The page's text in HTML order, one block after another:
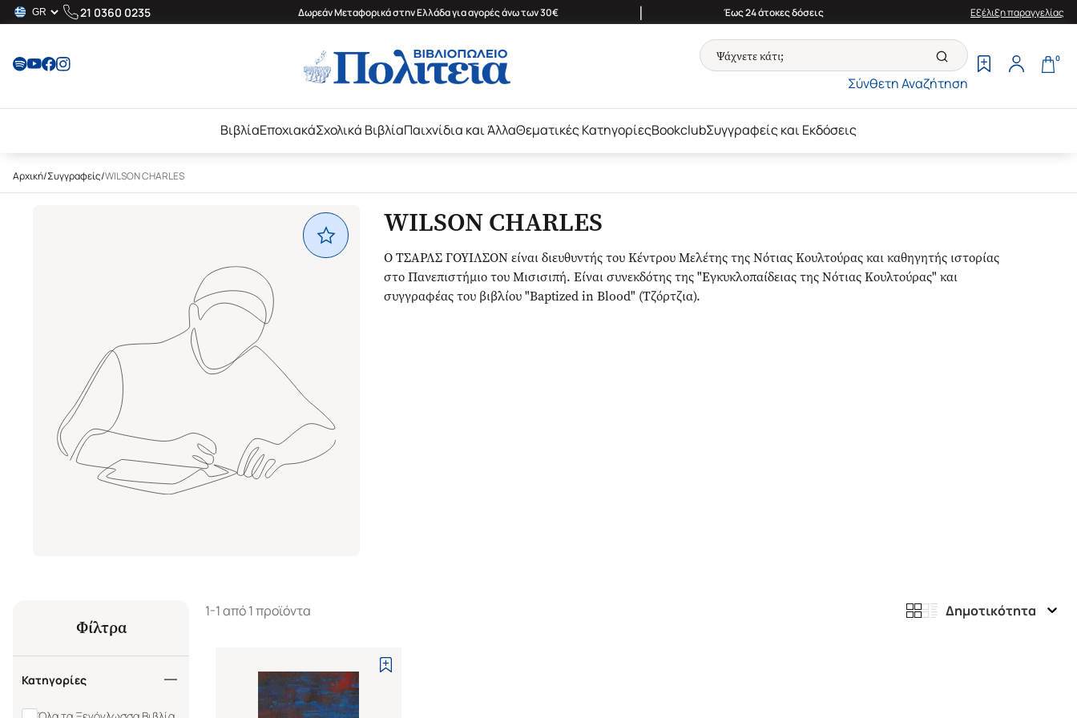
21 0360 0235 Δωρεάν Μεταφορικά στην Ελλάδα για αγορές άνω των 30€ | Έως 24 άτοκες δόσεις Εξέλιξη παραγγελίας
Σύνθετη Αναζήτηση
0
ΒιβλίαΕποχιακάΣχολικά ΒιβλίαΠαιχνίδια και ΆλλαΘεματικές ΚατηγορίεςBookclubΣυγγραφείς και Εκδόσεις
Αρχική/Συγγραφείς/WILSON CHARLES
WILSON CHARLES
Ο ΤΣΑΡΛΣ ΓΟΥΙΛΣΟΝ είναι διευθυντής του Κέντρου Μελέτης της Νότιας Κουλτούρας και καθηγητής ιστορίας
στο Πανεπιστήμιο του Μισισιπή. Είναι συνεκδότης της "Εγκυκλοπαίδειας της Νότιας Κουλτούρας" και
συγγραφέας του βιβλίου "Baptized in Blood" (Τζόρτζια).
Φίλτρα
Κατηγορίες
1-1 από 1 προϊόντα Δημοτικότητα